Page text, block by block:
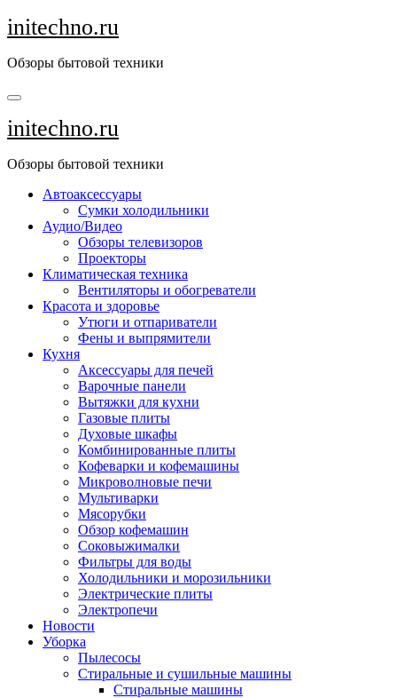
Перейти
к
initechno.ru
Обзоры бытовой техники
initechno.ru
Обзоры бытовой техники
Автоаксессуары
Сумки холодильники
Аудио/Видео
Обзоры телевизоров
Проекторы
Климатическая техника
Вентиляторы и обогреватели
Красота и здоровье
Утюги и отпариватели
Фены и выпрямители
Кухня
Аксессуары для печей
Варочные панели
Вытяжки для кухни
Газовые плиты
Духовые шкафы
Комбинированные плиты
Кофеварки и кофемашины
Микроволновые печи
Мультиварки
Мясорубки
Обзор кофемашин
Соковыжималки
Фильтры для воды
Холодильники и морозильники
Электрические плиты
Электропечи
Новости
Уборка
Пылесосы
Стиральные и сушильные машины
Стиральные машины